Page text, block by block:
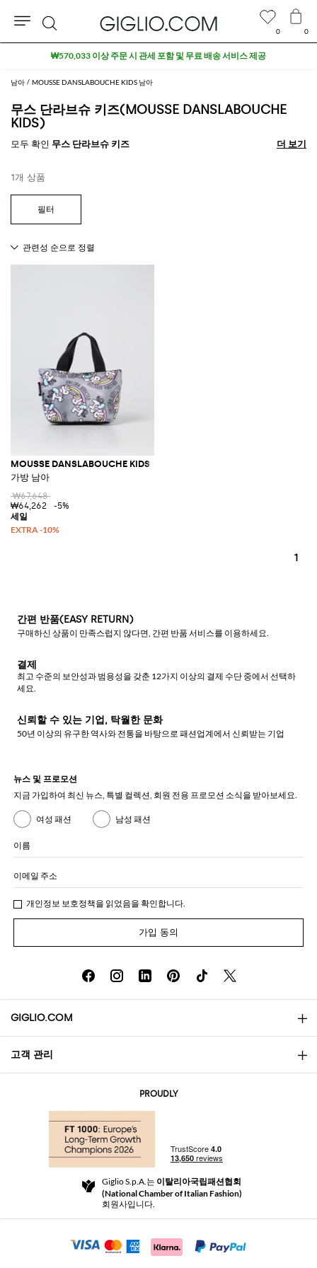
남아 MOUSSE DANSLABOUCHE KIDS 남아
무스 단라브슈 키즈(MOUSSE DANSLABOUCHE
KIDS)
모두 확인 무스 단라브슈 키즈 더 보기
더 보기
1개 상품
MOUSSE DANSLABOUCHE KIDS
가방 남아
₩67,648
₩64,262
-5%
1
0 0
검
색
₩570,033 이상 주문 시 관세 포함 및 무료 배송 서비스 제공
간편 반품(EASY RETURN)
구매하신 상품이 만족스럽지 않다면, 간편 반품 서비스를 이용하세요.
결제
최고 수준의 보안성과 범용성을 갖춘 12가지 이상의 결제 수단 중에서 선택하
세요.
신뢰할 수 있는 기업, 탁월한 문화
50년 이상의 유구한 역사와 전통을 바탕으로 패션업계에서 신뢰받는 기업
뉴스 및 프로모션
지금 가입하여 최신 뉴스, 특별 컬렉션, 회원 전용 프로모션 소식을 받아보세요.
여성 패션 남성 패션
이름
이메일 주소
개인정보 보호정책을 읽었음을 확인합니다.
가입 동의
GIGLIO.COM
소개
Community Store
고객 관리
반품 및 환불
For a safe shopping experience
Security Communication
PROUDLY
Giglio S.p.A.는 이탈리아국립패션협회
(National Chamber of Italian Fashion)
회원사입니다.